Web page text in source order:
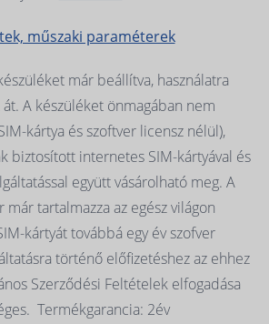
műszaki paraméterek
már beállítva, használatra
A készüléket önmagában nem
kártya és szoftver licensz nélül),
biztosított internetes SIM-kártyával és
együtt vásárolható meg. A
tartalmazza az egész világon
kártyát továbbá egy év szofver
történő előfizetéshez az ehhez
Szerződési Feltételek elfogadása
Termékgarancia: 2év